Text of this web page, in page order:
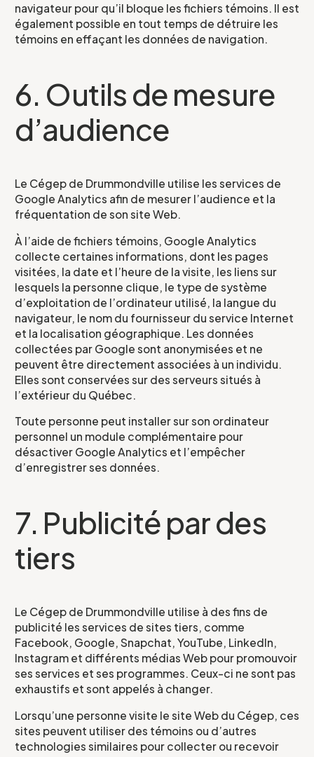
navigateur pour qu’il bloque les fichiers témoins. Il est
également possible en tout temps de détruire les
témoins en effaçant les données de navigation.
6. Outils de mesure
d’audience
Le Cégep de Drummondville utilise les services de
Google Analytics afin de mesurer l’audience et la
fréquentation de son site Web.
À l’aide de fichiers témoins, Google Analytics
collecte certaines informations, dont les pages
visitées, la date et l’heure de la visite, les liens sur
lesquels la personne clique, le type de système
d’exploitation de l’ordinateur utilisé, la langue du
navigateur, le nom du fournisseur du service Internet
et la localisation géographique. Les données
collectées par Google sont anonymisées et ne
peuvent être directement associées à un individu.
Elles sont conservées sur des serveurs situés à
l’extérieur du Québec.
Toute personne peut installer sur son ordinateur
personnel un module complémentaire pour
désactiver Google Analytics et l’empêcher
d’enregistrer ses données.
7. Publicité par des
tiers
Le Cégep de Drummondville utilise à des fins de
publicité les services de sites tiers, comme
Facebook, Google, Snapchat, YouTube, LinkedIn,
Instagram et différents médias Web pour promouvoir
ses services et ses programmes. Ceux-ci ne sont pas
exhaustifs et sont appelés à changer.
Lorsqu’une personne visite le site Web du Cégep, ces
sites peuvent utiliser des témoins ou d’autres
technologies similaires pour collecter ou recevoir
Courriel
Telephone*
Projet pour lequel vous souhaitez
participer
Je confirme l’exactitude de mes informations,
et j’accepte
la Politique de confidentialité du CCEG.